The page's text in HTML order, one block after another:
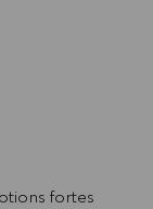
fortes